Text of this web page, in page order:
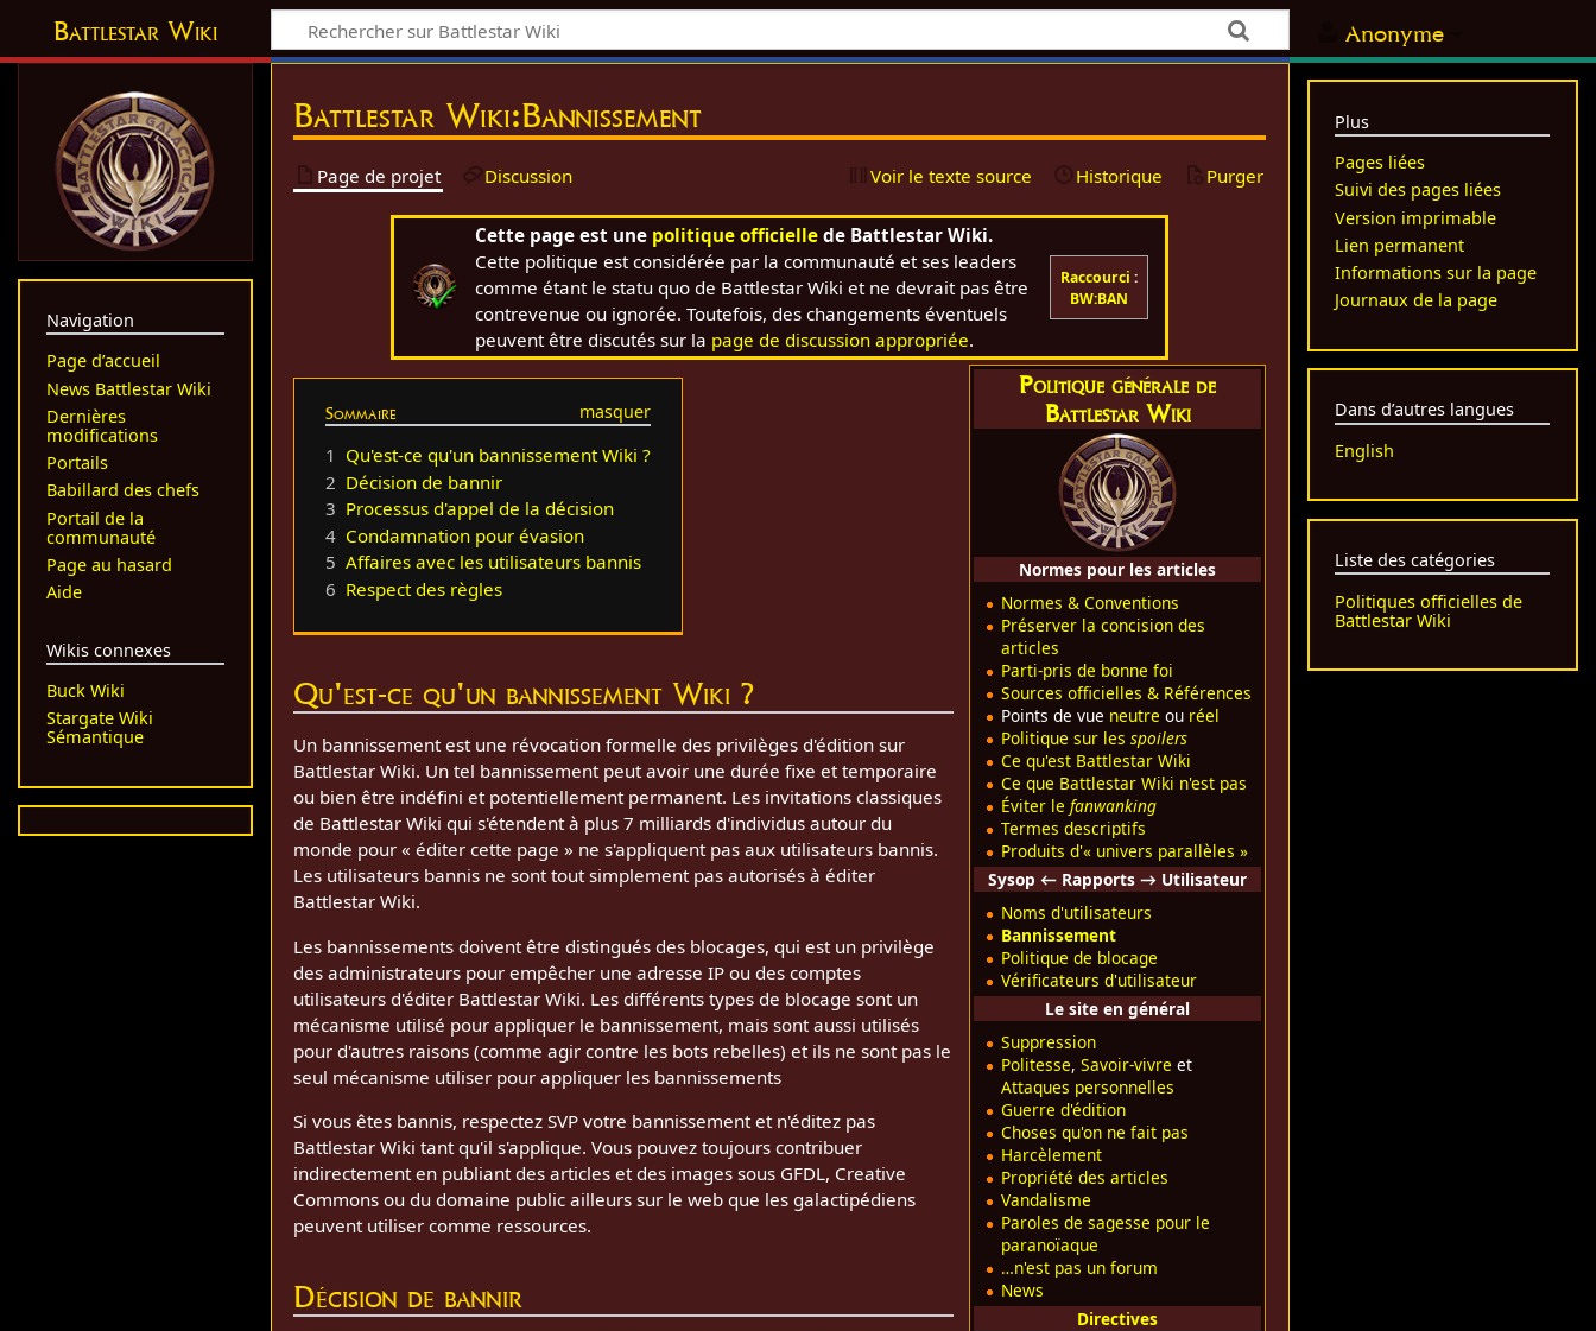
Anonyme
Battlestar Wiki
Battlestar Wiki:Bannissement
Page de projet Discussion Voir le texte source Historique Purger
Cette page est une politique officiellede Battlestar Wiki.
Cette politique est considérée par la communauté et ses leaders
comme étant le statu quo de Battlestar Wiki et ne devrait pas être
contrevenue ou ignorée. Toutefois, des changements éventuels
peuvent être discutés sur la page de discussion appropriée.
Raccourci :
BW:BAN
Politique générale de
Battlestar Wiki
Normes pour les articles
Normes & Conventions
Préserver la concision des
articles
Parti-pris de bonne foi
Sources officielles & Références
Points de vue neutre ou réel
Politique sur lesspoilers
Ce qu'est Battlestar Wiki
Ce que Battlestar Wiki n'est pas
Éviter lefanwanking
Termes descriptifs
Produits d'« univers parallèles »
Sysop ← Rapports → Utilisateur
Noms d'utilisateurs
Bannissement
Politique de blocage
Vérificateurs d'utilisateur
Le site en général
Suppression
Politesse,Savoir-vivre et
Attaques personnelles
Guerre d'édition
Choses qu'on ne fait pas
Harcèlement
Propriété des articles
Vandalisme
Paroles de sagesse pour le
paranoïaque
…n'est pas un forum
News
Directives
Sommaire
1 Qu'est-ce qu'un bannissement Wiki ?
2 Décision de bannir
3 Processus d'appel de la décision
4 Condamnation pour évasion
5 Affaires avec les utilisateurs bannis
6 Respect des règles
Qu'est-ce qu'un bannissement Wiki ?
Un bannissement est une révocation formelle des privilèges d'édition sur
Battlestar Wiki. Un tel bannissement peut avoir une durée fixe et temporaire
ou bien être indéfini et potentiellement permanent. Les invitations classiques
de Battlestar Wiki qui s'étendent à plus 7 milliards d'individus autour du
monde pour « éditer cette page » ne s'appliquent pas aux utilisateurs bannis.
Les utilisateurs bannis ne sont tout simplement pas autorisés à éditer
Battlestar Wiki.
Les bannissements doivent être distingués des blocages, qui est un privilège
des administrateurs pour empêcher une adresse IP ou des comptes
utilisateurs d'éditer Battlestar Wiki. Les différents types de blocage sont un
mécanisme utilisé pour appliquer le bannissement, mais sont aussi utilisés
pour d'autres raisons (comme agir contre les bots rebelles) et ils ne sont pas le
seul mécanisme utiliser pour appliquer les bannissements
Si vous êtes bannis, respectez SVP votre bannissement et n'éditez pas
Battlestar Wiki tant qu'il s'applique. Vous pouvez toujours contribuer
indirectement en publiant des articles et des images sous GFDL, Creative
Commons ou du domaine public ailleurs sur le web que les galactipédiens
peuvent utiliser comme ressources.
Décision de bannir
Navigation
Page d’accueil
News Battlestar Wiki
Dernières
modifications
Portails
Babillard des chefs
Portail de la
communauté
Page au hasard
Aide
Wikis connexes
Buck Wiki
Stargate Wiki
Sémantique
Plus
Pages liées
Suivi des pages liées
Version imprimable
Lien permanent
Informations sur la page
Journaux de la page
Dans d’autres langues
English
Liste des catégories
Politiques officielles de
Battlestar Wiki